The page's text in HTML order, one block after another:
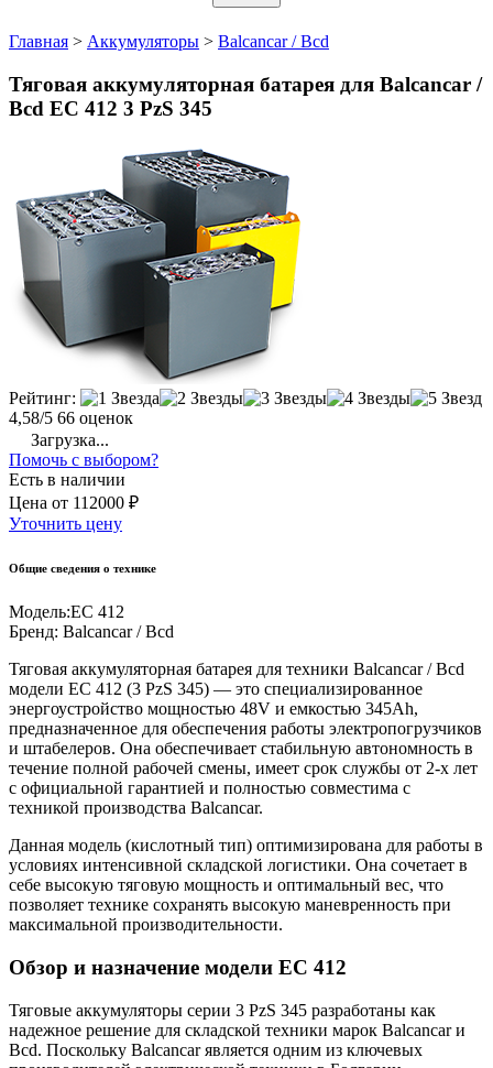
Главная > Аккумуляторы > Balcancar / Bcd
Тяговая аккумуляторная батарея для Balcancar /
Bcd EC 412 3 PzS 345
Рейтинг:
4,58/5 66 оценок
Загрузка...
Помочь с выбором?
Есть в наличии
Цена от 112000 ₽
Уточнить цену
Общие сведения о технике
Модель:EC 412
Бренд: Balcancar / Bcd
Тяговая аккумуляторная батарея для техники Balcancar / Bcd
модели EC 412 (3 PzS 345) — это специализированное
энергоустройство мощностью 48V и емкостью 345Ah,
предназначенное для обеспечения работы электропогрузчиков
и штабелеров. Она обеспечивает стабильную автономность в
течение полной рабочей смены, имеет срок службы от 2-х лет
с официальной гарантией и полностью совместима с
техникой производства Balcancar.
Данная модель (кислотный тип) оптимизирована для работы в
условиях интенсивной складской логистики. Она сочетает в
себе высокую тяговую мощность и оптимальный вес, что
позволяет технике сохранять высокую маневренность при
максимальной производительности.
Обзор и назначение модели EC 412
Тяговые аккумуляторы серии 3 PzS 345 разработаны как
надежное решение для складской техники марок Balcancar и
Bcd. Поскольку Balcancar является одним из ключевых